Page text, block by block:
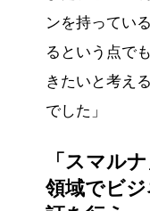
ンを持ってい
るという点で
きたいと考え
でした」
「スマル
領域でビ